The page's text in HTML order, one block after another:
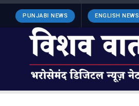
PUNJABI NEWS ENGLISH NEWS